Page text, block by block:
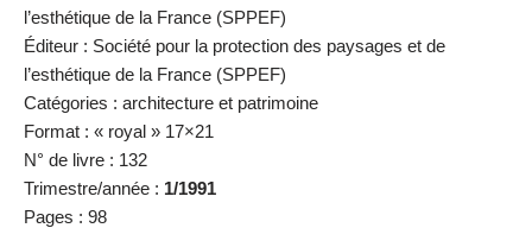
l’esthétique de la France (SPPEF)
Éditeur : Société pour la protection des paysages et de
l’esthétique de la France (SPPEF)
Catégories : architecture et patrimoine
Format : « royal » 17×21
N° de livre : 132
Trimestre/année : 1/1991
Pages : 98